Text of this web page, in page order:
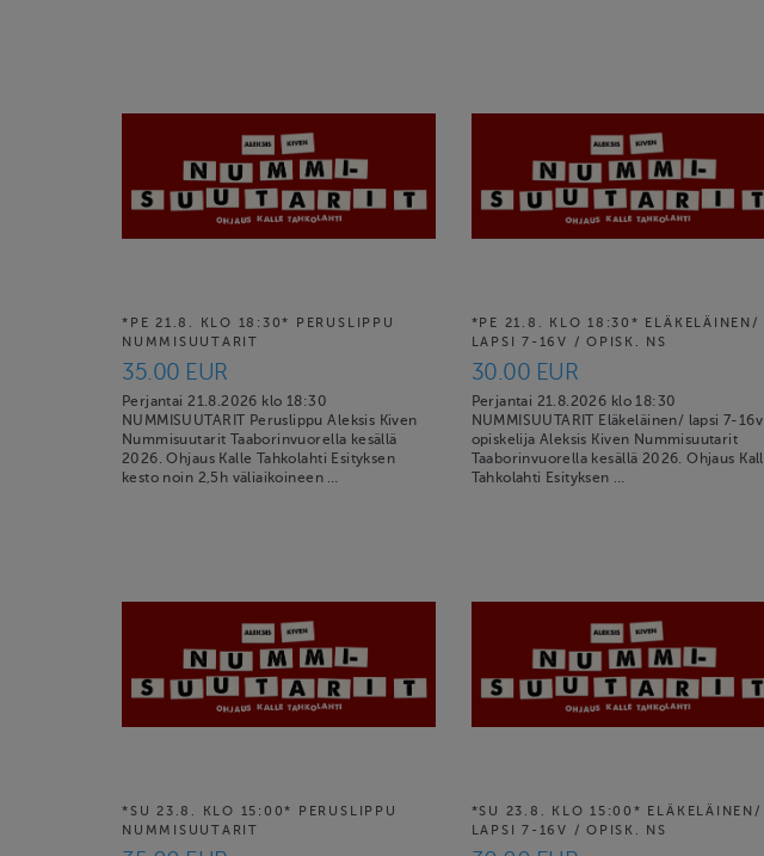
*PE 21.8. KLO 18:30* PERUSLIPPU
NUMMISUUTARIT
35.00 EUR
Perjantai 21.8.2026 klo 18:30
NUMMISUUTARIT Peruslippu Aleksis Kiven
Nummisuutarit Taaborinvuorella kesällä
2026. Ohjaus Kalle Tahkolahti Esityksen
kesto noin 2,5h väliaikoineen …
*PE 21.8. KLO 18:30* ELÄKELÄINEN/
LAPSI 7-16V / OPISK. NS
30.00 EUR
Perjantai 21.8.2026 klo 18:30
NUMMISUUTARIT Eläkeläinen/ lapsi 7-
opiskelija Aleksis Kiven Nummisuutarit
Taaborinvuorella kesällä 2026. Ohjaus
Tahkolahti Esityksen …
*SU 23.8. KLO 15:00* PERUSLIPPU
NUMMISUUTARIT
*SU 23.8. KLO 15:00* ELÄKELÄINEN/
LAPSI 7-16V / OPISK. NS